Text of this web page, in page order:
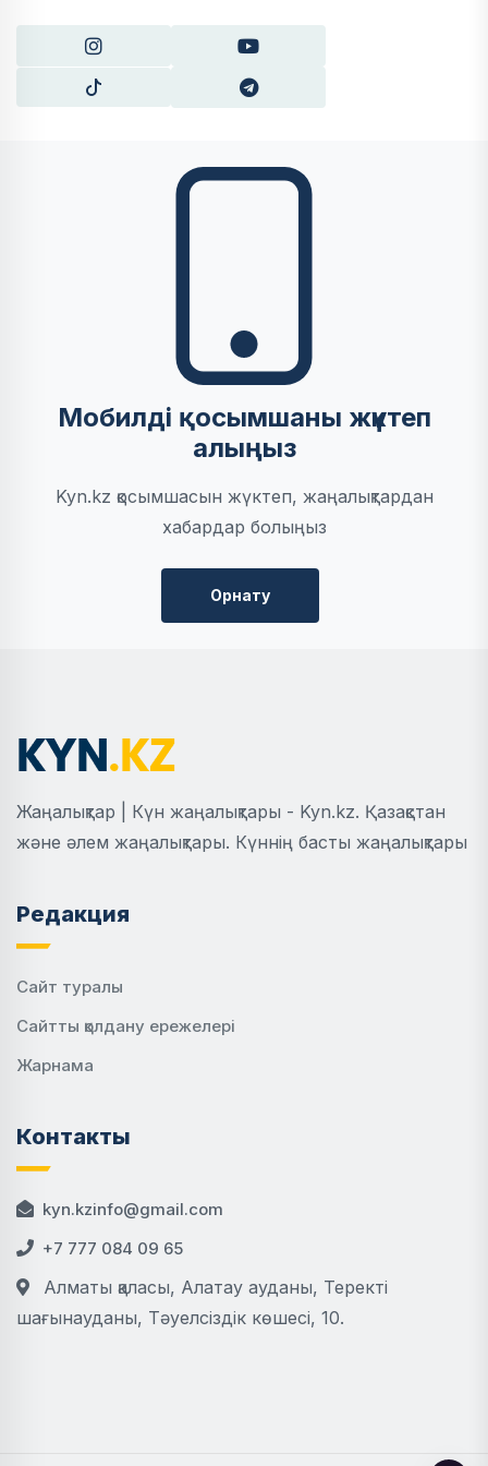
Мобилді қосымшаны жүктеп
алыңыз
Kyn.kz қосымшасын жүктеп, жаңалықтардан
хабардар болыңыз
Орнату
Жаңалықтар | Күн жаңалықтары - Kyn.kz. Қазақстан
және әлем жаңалықтары. Күннің басты жаңалықтары
Редакция
Сайт туралы
Сайтты қолдану ережелері
Жарнама
Контакты
kyn.kzinfo@gmail.com
+7 777 084 09 65
Алматы қаласы, Алатау ауданы, Теректі
шағынауданы, Тәуелсіздік көшесі, 10.